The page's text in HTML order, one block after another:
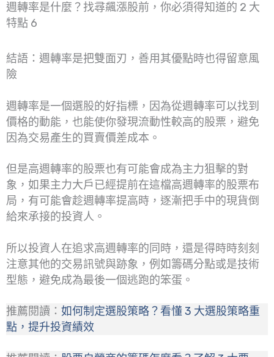
週轉率是什麼？找尋飆漲股前，你必須得知道的 2 大
特點 6
結語：週轉率是把雙面刃，善用其優點時也得留意風
險
週轉率是一個選股的好指標，因為從週轉率可以找到
價格的動能，也能使你發現流動性較高的股票，避免
因為交易產生的買賣價差成本。
但是高週轉率的股票也有可能會成為主力狙擊的對
象，如果主力大戶已經提前在這檔高週轉率的股票布
局，有可能會趁週轉率提高時，逐漸把手中的現貨倒
給來承接的投資人。
所以投資人在追求高週轉率的同時，還是得時時刻刻
注意其他的交易訊號與跡象，例如籌碼分點或是技術
型態，避免成為最後一個逃跑的笨蛋。
推薦閱讀： 如何制定選股策略？看懂 3 大選股策略重
點，提升投資績效